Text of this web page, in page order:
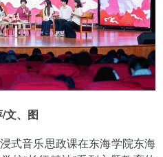
文、图
式音乐思政课在东海学院东海